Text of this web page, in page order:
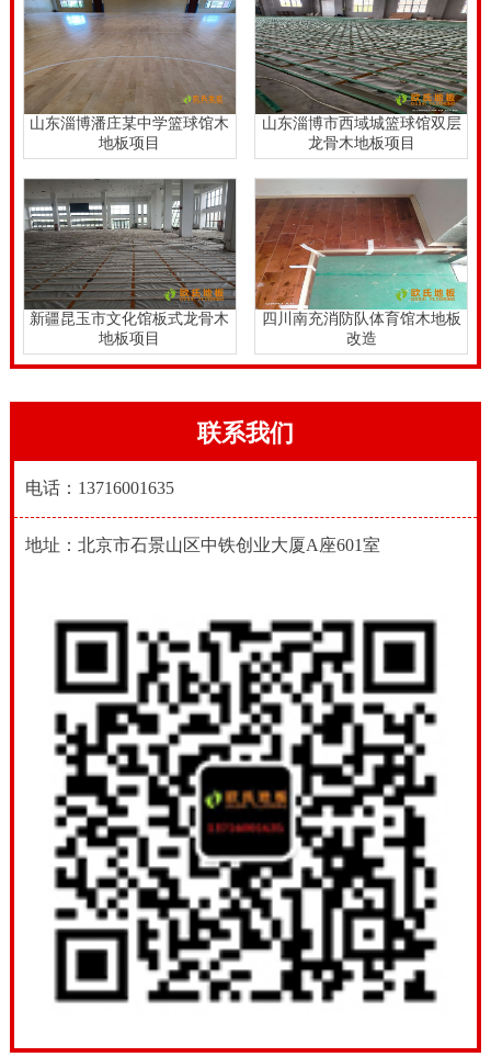
山东淄博潘庄某中学篮球馆木
地板项目
山东淄博市西域城篮球馆双层
龙骨木地板项目
新疆昆玉市文化馆板式龙骨木
地板项目
四川南充消防队体育馆木地板
改造
联系我们
电话：13716001635
地址：北京市石景山区中铁创业大厦A座601室